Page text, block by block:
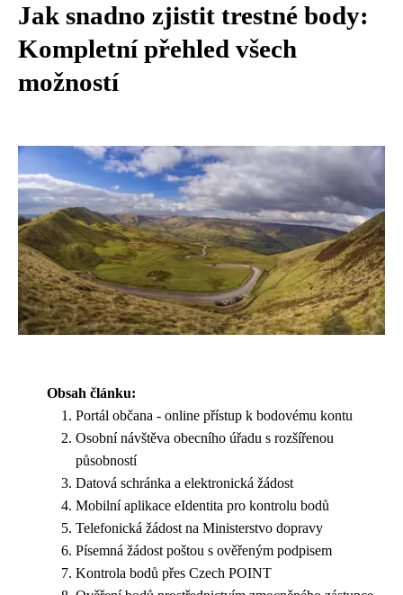
Jak snadno zjistit trestné body:
Kompletní přehled všech
možností
Obsah článku:
Portál občana - online přístup k bodovému kontu
Osobní návštěva obecního úřadu s rozšířenou
působností
Datová schránka a elektronická žádost
Mobilní aplikace eIdentita pro kontrolu bodů
Telefonická žádost na Ministerstvo dopravy
Písemná žádost poštou s ověřeným podpisem
Kontrola bodů přes Czech POINT